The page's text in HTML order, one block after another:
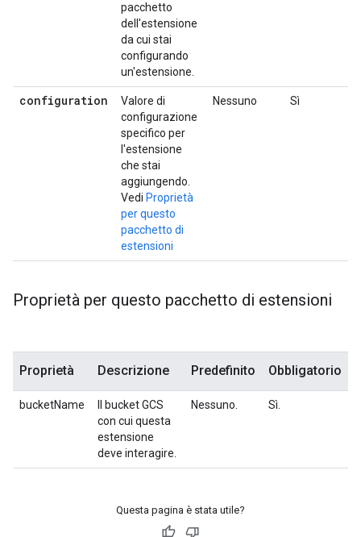
pacchetto
dell'estensione
da cui stai
configurando
un'estensione.
configuration
Valore di
configurazione
specifico per
l'estensione
che stai
aggiungendo.
Vedi Proprietà
per questo
pacchetto di
estensioni
Nessuno Sì
Proprietà per questo pacchetto di estensioni
Proprietà Descrizione Predefinito Obbligatorio
bucketName
Il bucket GCS
con cui questa
estensione
deve interagire.
Nessuno. Sì.
Questa pagina è stata utile?